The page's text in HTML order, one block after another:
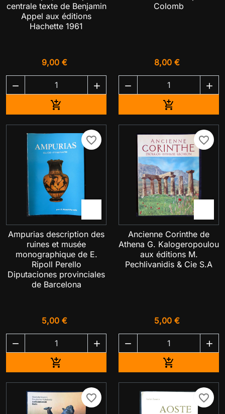
centrale texte de Benjamin
Appel aux éditions
Hachette 1961
9,00 €
 

Colomb
8,00 €
 

favorite_border
Ampurias description des
ruines et musée
monographique de E.
Ripoll Perello
Diputaciones provinciales
de Barcelona
5,00 €
 

favorite_border
Ancienne Corinthe de
Athena G. Kalogeropoulou
aux éditions M.
Pechlivanidis & Cie S.A
5,00 €
 

favorite_border favorite_border